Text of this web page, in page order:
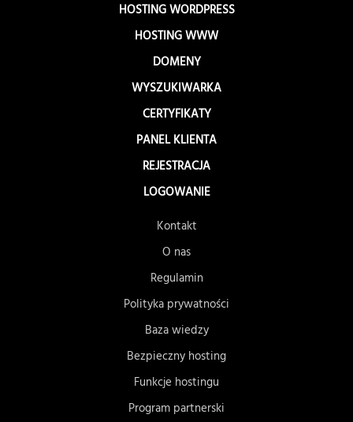
HOSTING WORDPRESS
HOSTING WWW
DOMENY
WYSZUKIWARKA
CERTYFIKATY
PANEL KLIENTA
REJESTRACJA
LOGOWANIE
Kontakt
O nas
Regulamin
Polityka prywatności
Baza wiedzy
Bezpieczny hosting
Funkcje hostingu
Program partnerski